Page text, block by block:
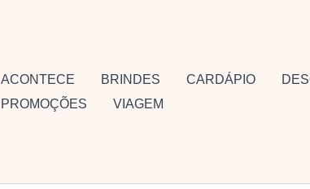
ACONTECE BRINDES CARDÁPIO
PROMOÇÕES
VIAGEM